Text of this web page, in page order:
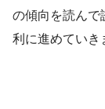
の傾向を読んで
利に進めていき